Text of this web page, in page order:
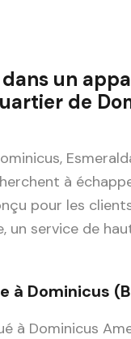
un
de
à
pour les
un service de
à Dominicus
à Dominicus